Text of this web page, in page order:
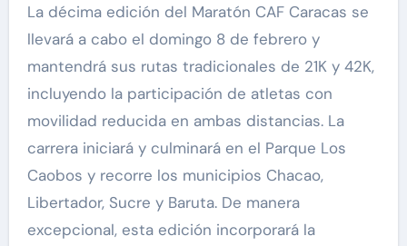
La décima edición del Maratón CAF Caracas se
llevará a cabo el domingo 8 de febrero y
mantendrá sus rutas tradicionales de 21K y 42K,
incluyendo la participación de atletas con
movilidad reducida en ambas distancias. La
carrera iniciará y culminará en el Parque Los
Caobos y recorre los municipios Chacao,
Libertador, Sucre y Baruta. De manera
excepcional, esta edición incorporará la